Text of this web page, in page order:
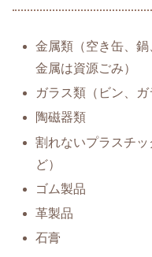
金属類（空き缶、
金属は資源ごみ）
ガラス類（ビン、ガ
陶磁器類
割れないプラスチ
ど）
ゴム製品
革製品
石膏